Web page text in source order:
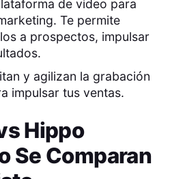
de video para
Te permite
a prospectos, impulsar
y agilizan la grabación
impulsar tus ventas.
Hippo
Se Comparan